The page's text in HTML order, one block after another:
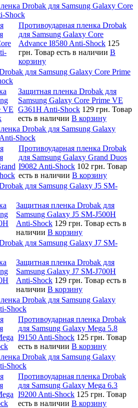
Drobak для Samsung Galaxy Core
Shock
Противоударная пленка Drobak
для Samsung Galaxy Core
Advance I8580 Anti-Shock 125
грн. Товар есть в наличии В
корзину
для Samsung Galaxy Core Prime
Защитная пленка Drobak для
Samsung Galaxy Core Prime VE
G361H Anti-Shock 129 грн. Товар
есть в наличии В корзину
Drobak для Samsung Galaxy
Shock
Противоударная пленка Drobak
для Samsung Galaxy Grand Duos
I9082 Anti-Shock 102 грн. Товар
есть в наличии В корзину
для Samsung Galaxy J5 SM-
Защитная пленка Drobak для
Samsung Galaxy J5 SM-J500H
Anti-Shock 129 грн. Товар есть в
наличии В корзину
для Samsung Galaxy J7 SM-
Защитная пленка Drobak для
Samsung Galaxy J7 SM-J700H
Anti-Shock 129 грн. Товар есть в
наличии В корзину
Drobak для Samsung Galaxy
Shock
Противоударная пленка Drobak
для Samsung Galaxy Mega 5.8
I9150 Anti-Shock 125 грн. Товар
есть в наличии В корзину
Drobak для Samsung Galaxy
Shock
Противоударная пленка Drobak
для Samsung Galaxy Mega 6.3
I9200 Anti-Shock 125 грн. Товар
есть в наличии В корзину